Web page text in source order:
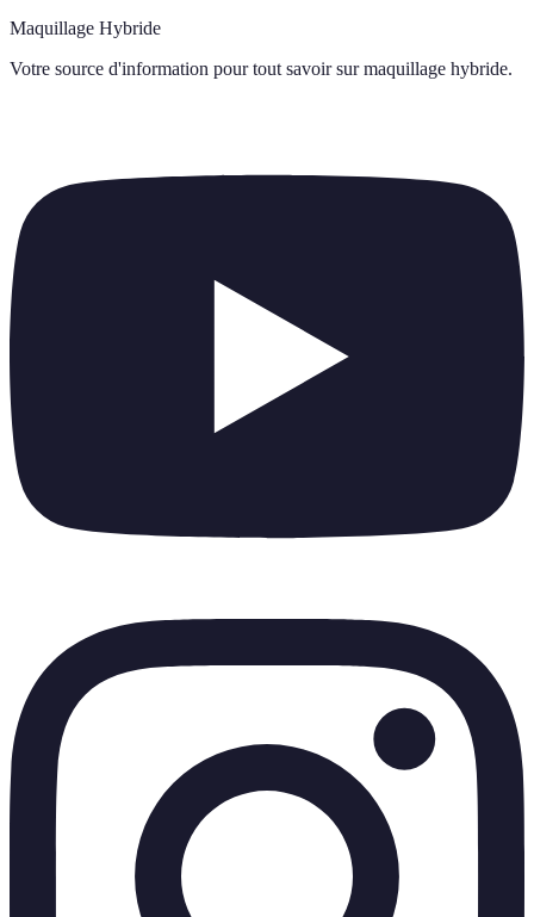
Maquillage Hybride
Votre source d'information pour tout savoir sur maquillage hybride.